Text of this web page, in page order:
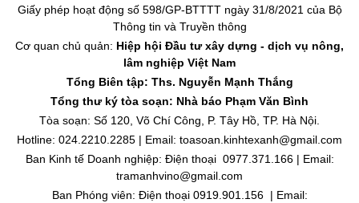
Giấy phép hoạt động số 598/GP-BTTTT ngày 31/8/2021 của Bộ
Thông tin và Truyền thông
Cơ quan chủ quản: Hiệp hội Đầu tư xây dựng - dịch vụ nông,
lâm nghiệp Việt Nam
Tổng Biên tập: Ths. Nguyễn Mạnh Thắng
Tổng thư ký tòa soạn: Nhà báo Phạm Văn Bình
Tòa soạn: Số 120, Võ Chí Công, P. Tây Hồ, TP. Hà Nội.
Hotline: 024.2210.2285 | Email: toasoan.kinhtexanh@gmail.com
Ban Kinh tế Doanh nghiệp: Điện thoại 0977.371.166 | Email:
tramanhvino@gmail.com
Ban Phóng viên: Điện thoại 0919.901.156 | Email: